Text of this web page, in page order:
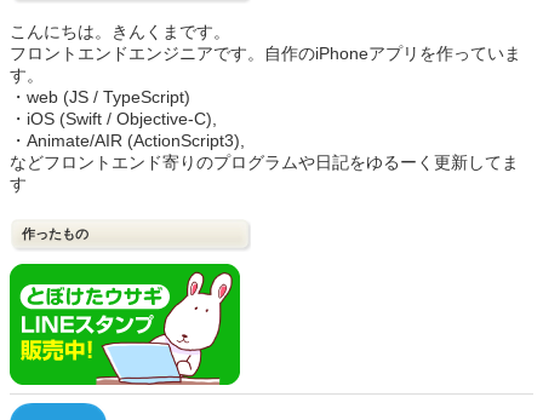
こんにちは。きんくまです。
フロントエンドエンジニアです。自作のiPhoneアプリを作っていま
す。
・web (JS / TypeScript)
・iOS (Swift / Objective-C),
・Animate/AIR (ActionScript3),
などフロントエンド寄りのプログラムや日記をゆるーく更新してま
す
作ったもの